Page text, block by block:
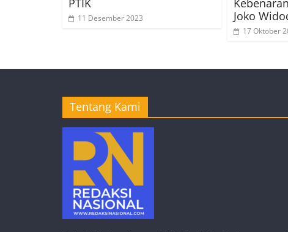
PTIK
11 Desember 2023
Joko
17 Oktober
Tentang Kami